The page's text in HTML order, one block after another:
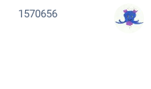
1570656